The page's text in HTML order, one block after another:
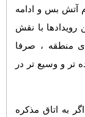
آتش بس و ادامه
با نقش
منطقه ، صرفا
تر و وسیع تر در
به اتاق مذکره